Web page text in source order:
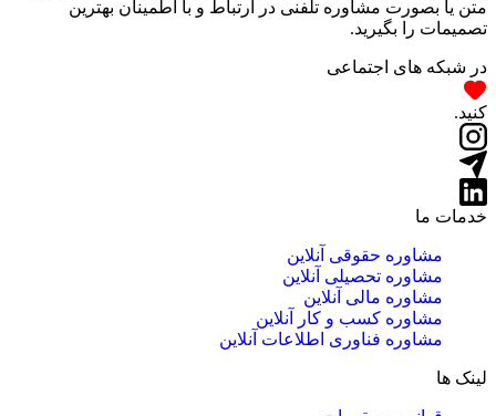
متن یا بصورت مشاوره تلفنی در ارتباط و با اطمینان بهترین
تصمیمات را بگیرید.
در شبکه های اجتماعی
کنید.
خدمات ما
مشاوره حقوقی آنلاین
مشاوره تحصیلی آنلاین
مشاوره مالی آنلاین
مشاوره کسب و کار آنلاین
مشاوره فناوری اطلاعات آنلاین
لینک ها